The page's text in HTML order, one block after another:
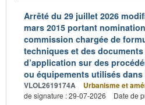
Arrêté du 29 juillet 2026
mars 2015 portant
commission chargée de
techniques et des
d’application sur des
ou équipements utilisés
VLOL2619174A Urbanisme et
de signature : 29-07-2026
Date de